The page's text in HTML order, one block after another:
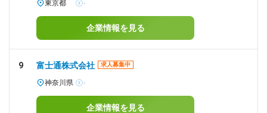
東京都 -
企業情報を見る
9 富士通株式会社 求人募集中
神奈川県 -
企業情報を見る